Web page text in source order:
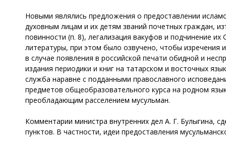
Новыми являлись предложения о предоставлении
духовным лицам и их детям званий почетных граждан,
повинности (п. 8), легализация вакуфов и подчинение
литературы, при этом было озвучено, чтобы изречения
в случае появления в российской печати обидной и
издания периодики и книг на татарском и восточных
служба наравне с подданными православного
предметов общеобразовательного курса на родном
преобладающим расселением мусульман.
Комментарии министра внутренних дел А. Г. Булыгина,
пунктов. В частности, идеи предоставления